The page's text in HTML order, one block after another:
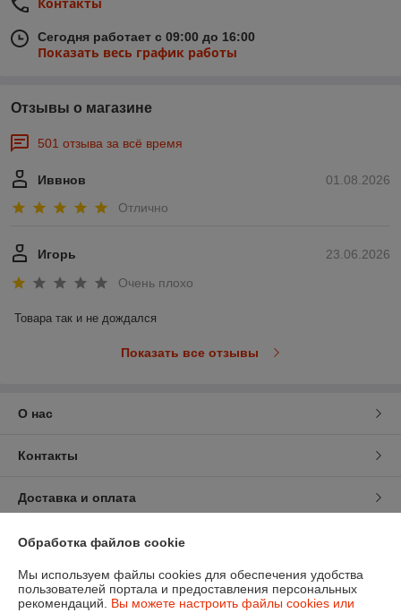
Сегодня работает с 09:00 до 16:00
Показать весь график работы
Отзывы о магазине
501 отзыва за всё время
01.08.2026
Иввнов
Отлично
23.06.2026
Игорь
Очень плохо
Товара так и не дождался
Показать все отзывы
О нас
Контакты
Доставка и оплата
График работы
Полная версия сайта
Обработка файлов cookie
Мы используем файлы cookies для обеспечения удобства
пользователей портала и предоставления персональных
рекомендаций. Вы можете настроить файлы cookies или